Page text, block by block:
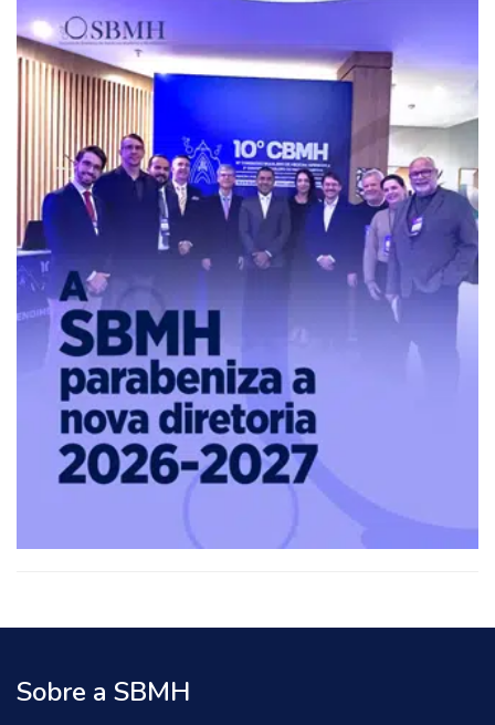
Vitality
Diabetes,
Fitness,
Health,
Relationships
Sobre a SBMH